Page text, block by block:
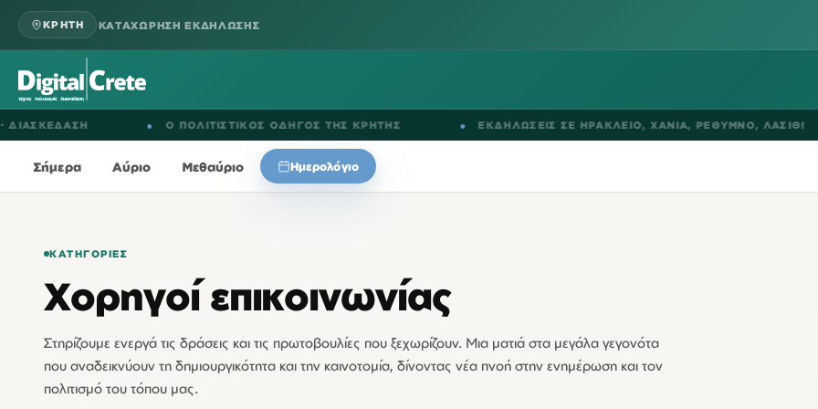
ΚΡΗΤΗ ΚΑΤΑΧΩΡΗΣΗ ΕΚΔΗΛΩΣΗΣ
● Ο ΠΟΛΙΤΙΣΤΙΚΟΣ ΟΔΗΓΟΣ ΤΗΣ ΚΡΗΤΗΣ ● ΕΚΔΗΛΩΣΕΙΣ ΣΕΗΡΑΚΛΕΙΟ,ΧΑΝΙΑ,ΡΕΘΥΜΝΟ ,ΛΑΣΙΘΙ ●
Σήμερα Αύριο Μεθαύριο Ημερολόγιο
ΚΑΤΗΓΟΡΊΕΣ
Χορηγοί επικοινωνίας
Στηρίζουμε ενεργά τις δράσεις και τις πρωτοβουλίες που ξεχωρίζουν. Μια ματιά στα μεγάλα γεγονότα
που αναδεικνύουν τη δημιουργικότητα και την καινοτομία, δίνοντας νέα πνοή στην ενημέρωση και τον
πολιτισμό του τόπου μας.